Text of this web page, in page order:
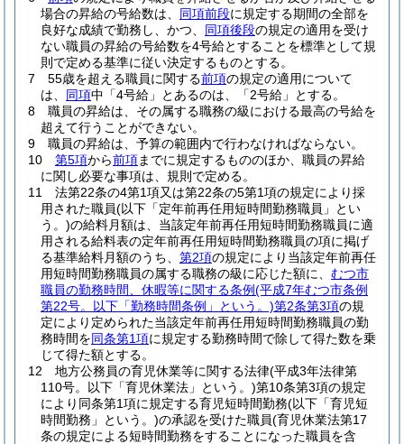
場合の昇給の号給数は、 同項前段に規定する期間の全部を
良好な成績で勤務し、かつ、 同項後段の規定の適用を受け
ない職員の昇給の号給数を4号給とすることを標準として規
則で定める基準に従い決定するものとする。
7
55歳を超える職員に関する前項の規定の適用について
は、 同項中「4号給」とあるのは、「2号給」とする。
8
職員の昇給は、その属する職務の級における最高の号給を
超えて行うことができない。
9
職員の昇給は、予算の範囲内で行わなければならない。
10
第5項から前項までに規定するもののほか、職員の昇給
に関し必要な事項は、規則で定める。
11
法第22条の4第1項又は第22条の5第1項の規定により採
用された職員(以下「定年前再任用短時間勤務職員」とい
う。)の給料月額は、当該定年前再任用短時間勤務職員に適
用される給料表の定年前再任用短時間勤務職員の項に掲げ
る基準給料月額のうち、 第2項の規定により当該定年前再任
用短時間勤務職員の属する職務の級に応じた額に、 むつ市
職員の勤務時間、休暇等に関する条例(平成7年むつ市条例
第22号。以下「勤務時間条例」という。)第2条第3項の規
定により定められた当該定年前再任用短時間勤務職員の勤
務時間を同条第1項に規定する勤務時間で除して得た数を乗
じて得た額とする。
12
地方公務員の育児休業等に関する法律(平成3年法律第
110号。以下「育児休業法」という。)第10条第3項の規定
により同条第1項に規定する育児短時間勤務(以下「育児短
時間勤務」という。)の承認を受けた職員(育児休業法第17
条の規定による短時間勤務をすることになった職員を含